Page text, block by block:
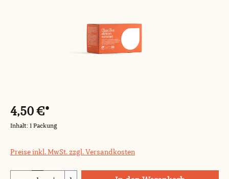
4,50 €*
Inhalt: 1 Packung
Preise inkl. MwSt. zzgl. Versandkosten